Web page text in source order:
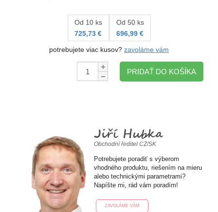
Od 10 ks
725,73 €
Od 50 ks
696,99 €
potrebujete viac kusov? zavoláme vám
Množstvo:
PRIDAŤ DO KOŠÍKA
Jiří Hubka
Obchodní ředitel CZ/SK
Potrebujete poradiť s výberom
vhodného produktu, riešením na mieru
alebo technickými parametrami?
Napíšte mi, rád vám poradím!
ZAVOLÁME VÁM